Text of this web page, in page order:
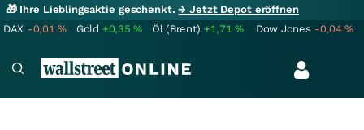
🎁 Ihre Lieblingsaktie geschenkt.→ Jetzt Depot eröffnen
DAX -0,01% Gold +0,35% Öl (Brent) +1,71% Dow Jones -0,04%